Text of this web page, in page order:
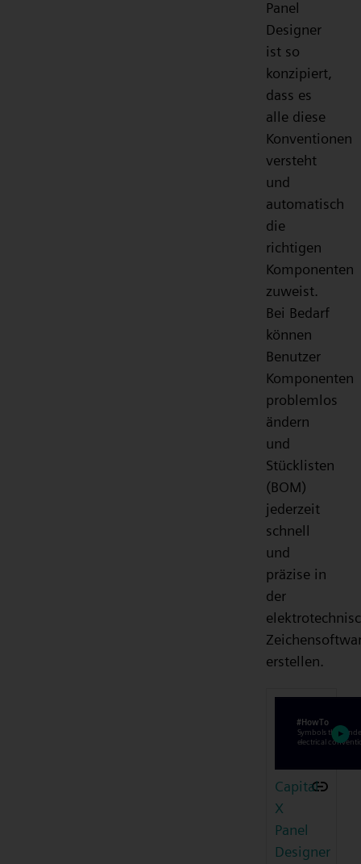
Panel
Designer
ist so
konzipiert,
dass es
alle diese
Konventionen
versteht
und
automatisch
die
richtigen
Komponenten
zuweist.
Bei Bedarf
können
Benutzer
Komponenten
problemlos
ändern
und
Stücklisten
(BOM)
jederzeit
schnell
und
präzise in
der
erstellen.
Capital
X
Panel
Designer